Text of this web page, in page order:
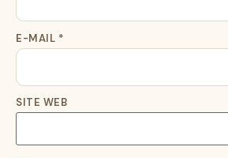
E-MAIL *
SITE WEB